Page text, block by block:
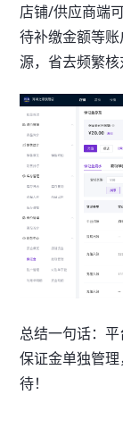
店铺/供应商端
待补缴金额等
源，省去频繁核
总结一句话：
保证金单独管
待！